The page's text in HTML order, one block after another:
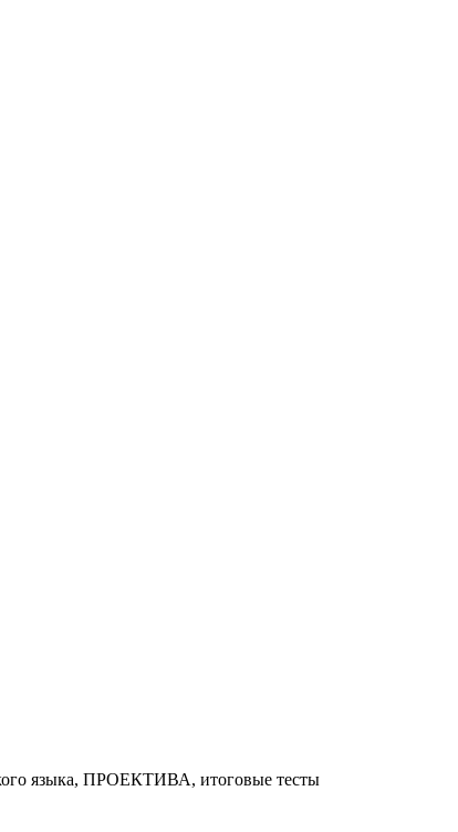
языка, ПРОЕКТИВА, итоговые тесты